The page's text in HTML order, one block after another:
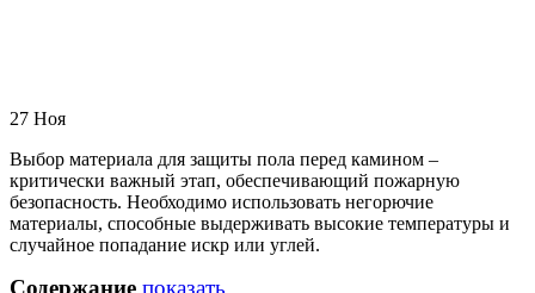
27 Ноя
Выбор материала для защиты пола перед камином –
критически важный этап, обеспечивающий пожарную
безопасность. Необходимо использовать негорючие
материалы, способные выдерживать высокие температуры и
случайное попадание искр или углей.
Содержание показать